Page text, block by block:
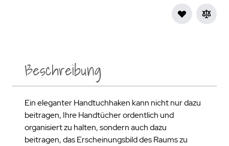
Beschreibung
Ein eleganter Handtuchhaken kann nicht nur dazu
beitragen, Ihre Handtücher ordentlich und
organisiert zu halten, sondern auch dazu
beitragen, das Erscheinungsbild des Raums zu